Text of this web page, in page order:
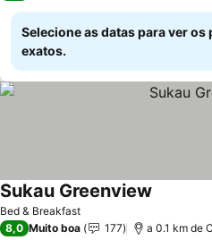
Selecione as datas para ver os
exatos.
Bed & Breakfast
Sukau Greenview
8,0 Muito boa 177 a 0.1 km de